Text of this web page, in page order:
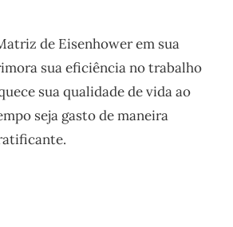
de Eisenhower em sua
sua eficiência no trabalho
sua qualidade de vida ao
seja gasto de maneira